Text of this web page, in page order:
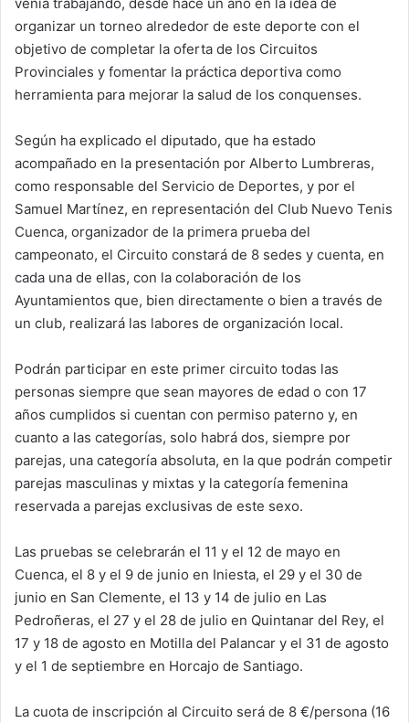
organizar un torneo alrededor de este deporte con el
objetivo de completar la oferta de los Circuitos
Provinciales y fomentar la práctica deportiva como
herramienta para mejorar la salud de los conquenses.
Según ha explicado el diputado, que ha estado
acompañado en la presentación por Alberto Lumbreras,
como responsable del Servicio de Deportes, y por el
Samuel Martínez, en representación del Club Nuevo Tenis
Cuenca, organizador de la primera prueba del
campeonato, el Circuito constará de 8 sedes y cuenta, en
cada una de ellas, con la colaboración de los
Ayuntamientos que, bien directamente o bien a través de
un club, realizará las labores de organización local.
Podrán participar en este primer circuito todas las
personas siempre que sean mayores de edad o con 17
años cumplidos si cuentan con permiso paterno y, en
cuanto a las categorías, solo habrá dos, siempre por
parejas, una categoría absoluta, en la que podrán competir
parejas masculinas y mixtas y la categoría femenina
reservada a parejas exclusivas de este sexo.
Las pruebas se celebrarán el 11 y el 12 de mayo en
Cuenca, el 8 y el 9 de junio en Iniesta, el 29 y el 30 de
junio en San Clemente, el 13 y 14 de julio en Las
Pedroñeras, el 27 y el 28 de julio en Quintanar del Rey, el
17 y 18 de agosto en Motilla del Palancar y el 31 de agosto
y el 1 de septiembre en Horcajo de Santiago.
La cuota de inscripción al Circuito será de 8 €/persona (16